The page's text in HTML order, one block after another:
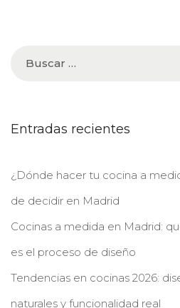
Entradas recientes
¿Dónde hacer tu cocina a
de decidir en Madrid
Cocinas a medida en Madrid:
es el proceso de diseño
Tendencias en cocinas 2026:
naturales y funcionalidad real